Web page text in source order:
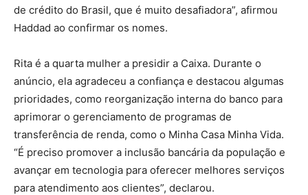
de crédito do Brasil, que é muito desafiadora”, afirmou
Haddad ao confirmar os nomes.
Rita é a quarta mulher a presidir a Caixa. Durante o
anúncio, ela agradeceu a confiança e destacou algumas
prioridades, como reorganização interna do banco para
aprimorar o gerenciamento de programas de
transferência de renda, como o Minha Casa Minha Vida.
“É preciso promover a inclusão bancária da população e
avançar em tecnologia para oferecer melhores serviços
para atendimento aos clientes”, declarou.